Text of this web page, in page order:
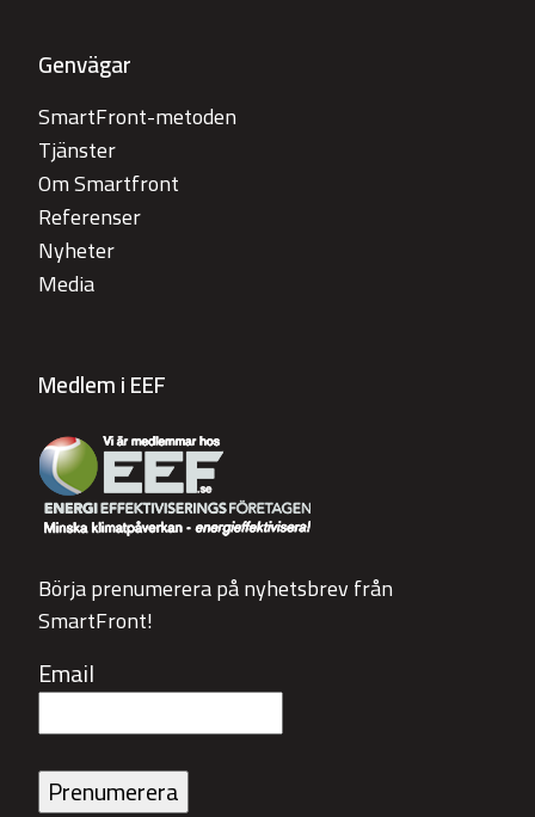
Genvägar
SmartFront-metoden
Tjänster
Om Smartfront
Referenser
Nyheter
Media
Medlem i EEF
Börja prenumerera på nyhetsbrev från
SmartFront!
Email